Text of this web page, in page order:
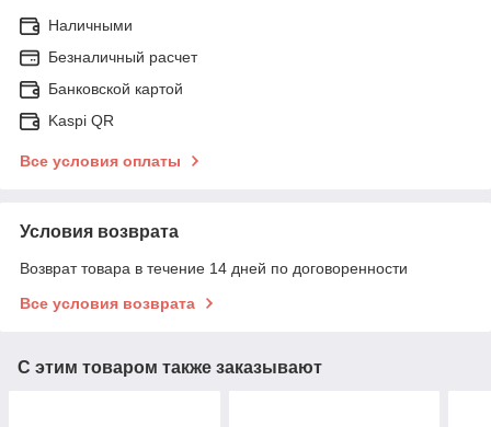
Наличными
Безналичный расчет
Банковской картой
Kaspi QR
Все условия оплаты
Условия возврата
Возврат товара в течение 14 дней по договоренности
Все условия возврата
С этим товаром также заказывают